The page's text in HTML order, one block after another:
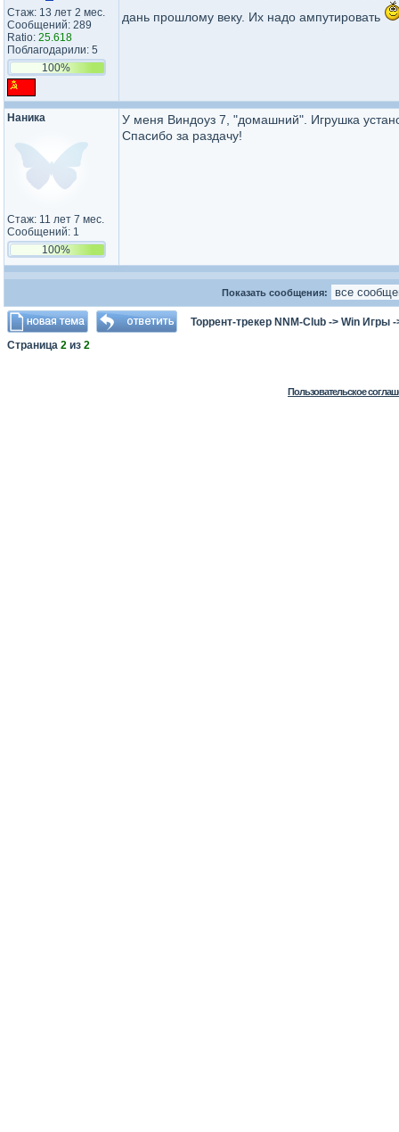
Стаж: 13 лет 2 мес.
Сообщений: 289
Ratio: 25.618
Поблагодарили: 5
100%
дань прошлому веку. Их надо ампутировать
Наника
Стаж: 11 лет 7 мес.
Сообщений: 1
100%
У меня Виндоуз 7, "домашний". Игрушка
Спасибо за раздачу!
Показать сообщения:
Торрент-трекер NNM-Club -> Win Игры
Страница 2 из 2
Пользовательское